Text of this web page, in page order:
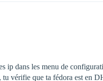
ip dans les menu de
vérifie que ta fédora est en